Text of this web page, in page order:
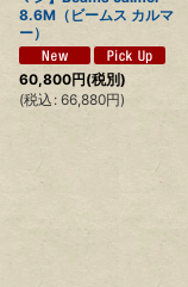
8.6M（ビームス カルマ
ー）
60,800円(税別)
(税込 : 66,880円)